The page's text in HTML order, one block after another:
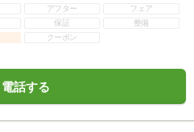
アフター
フェア
保証
整備
クーポン
電話する